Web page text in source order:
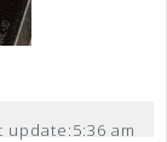
update:5:36 am